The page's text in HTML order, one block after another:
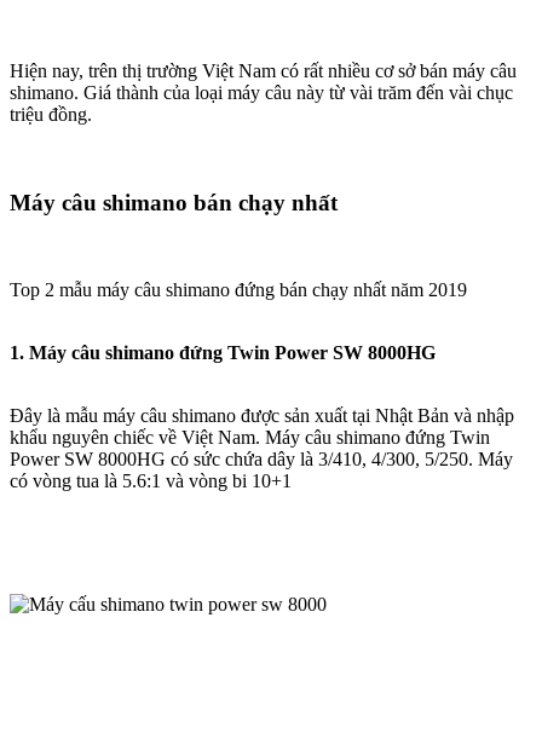
Hiện nay, trên thị trường Việt Nam có rất nhiều cơ sở bán máy câu
shimano. Giá thành của loại máy câu này từ vài trăm đến vài chục
triệu đồng.
Máy câu shimano bán chạy nhất
Top 2 mẫu máy câu shimano đứng bán chạy nhất năm 2019
1. Máy câu shimano đứng Twin Power SW 8000HG
Đây là mẫu máy câu shimano được sản xuất tại Nhật Bản và nhập
khẩu nguyên chiếc về Việt Nam. Máy câu shimano đứng Twin
Power SW 8000HG có sức chứa dây là 3/410, 4/300, 5/250. Máy
có vòng tua là 5.6:1 và vòng bi 10+1